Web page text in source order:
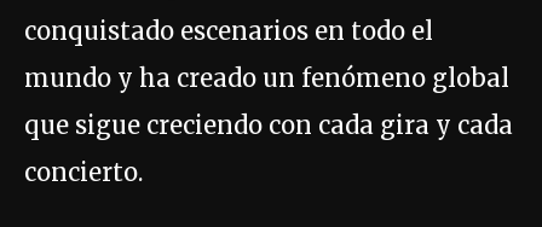
conquistado escenarios en todo el
mundo y ha creado un fenómeno global
que sigue creciendo con cada gira y cada
concierto.